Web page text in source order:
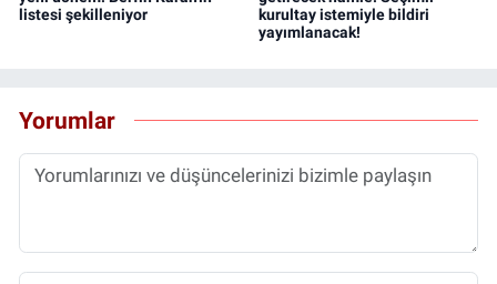
listesi şekilleniyor
kurultay istemiyle bildiri
yayımlanacak!
Yorumlar